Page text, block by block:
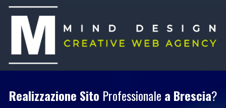
Realizzazione Sito Professionale a Brescia?